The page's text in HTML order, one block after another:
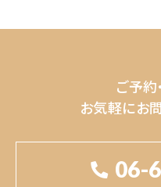
ご予約
お気軽にお
06-